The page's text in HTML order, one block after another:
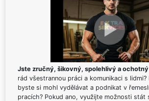
Jste zručný, šikovný, spolehlivý a
rád všestrannou práci a komunikaci s
byste si mohl vydělávat a podnikat v
pracích? Pokud ano, využijte možnosti stát